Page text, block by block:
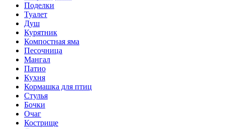
Поделки
Туалет
Душ
Курятник
Компостная яма
Песочница
Мангал
Патио
Кухня
Кормашка для птиц
Стулья
Бочки
Очаг
Кострище